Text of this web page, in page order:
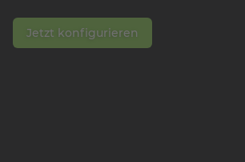
Jetzt konfigurieren